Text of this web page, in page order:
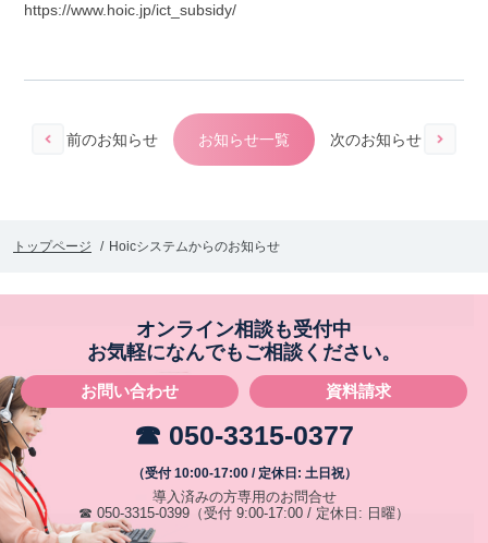
https://www.hoic.jp/ict_subsidy/
前のお知らせ お知らせ一覧 次のお知らせ
トップページ Hoicシステムからのお知らせ
オンライン相談も受付中
お気軽になんでもご相談ください。
お問い合わせ 資料請求
☎ 050-3315-0377
（受付 10:00-17:00 / 定休日: 土日祝）
導入済みの方専用のお問合せ
☎ 050-3315-0399 （受付 9:00-17:00 / 定休日: 日曜）